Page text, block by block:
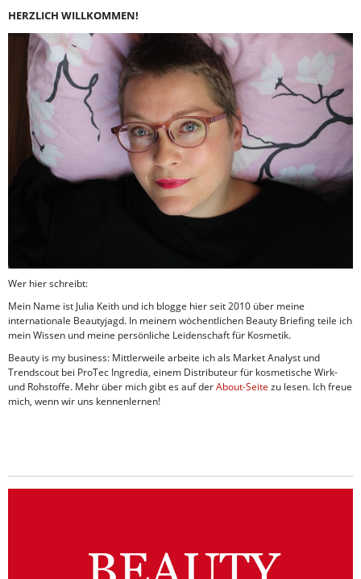
HERZLICH WILLKOMMEN!
Wer hier schreibt:
Mein Name ist Julia Keith und ich blogge hier seit 2010 über meine
internationale Beautyjagd. In meinem wöchentlichen Beauty Briefing teile ich
mein Wissen und meine persönliche Leidenschaft für Kosmetik.
Beauty is my business: Mittlerweile arbeite ich als Market Analyst und
Trendscout bei ProTec Ingredia, einem Distributeur für kosmetische Wirk-
und Rohstoffe. Mehr über mich gibt es auf derAbout-Seite zu lesen. Ich freue
mich, wenn wir uns kennenlernen!